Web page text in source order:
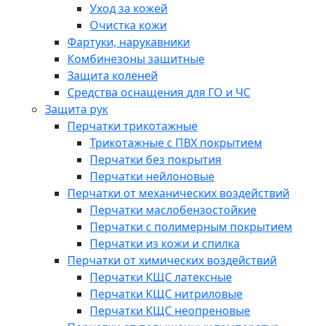
Уход за кожей
Очистка кожи
Фартуки, нарукавники
Комбинезоны защитные
Защита коленей
Средства оснащения для ГО и ЧС
Защита рук
Перчатки трикотажные
Трикотажные с ПВХ покрытием
Перчатки без покрытия
Перчатки нейлоновые
Перчатки от механических воздействий
Перчатки маслобензостойкие
Перчатки с полимерным покрытием
Перчатки из кожи и спилка
Перчатки от химических воздействий
Перчатки КЩС латексные
Перчатки КЩС нитриловые
Перчатки КЩС неопреновые